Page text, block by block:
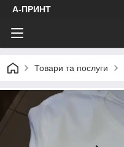
А-ПРИНТ
Товари та послуги